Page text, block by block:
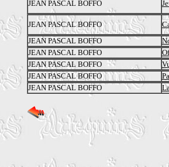
JEAN PASCAL BOFFO
JEAN PASCAL BOFFO
JEAN PASCAL BOFFO
JEAN PASCAL BOFFO
JEAN PASCAL BOFFO
JEAN PASCAL BOFFO
JEAN PASCAL BOFFO